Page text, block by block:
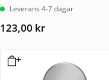
Leverans 4-7 dagar
123,00 kr